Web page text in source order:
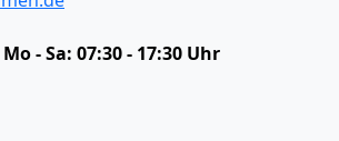
Mo - Sa: 07:30 - 17:30 Uhr